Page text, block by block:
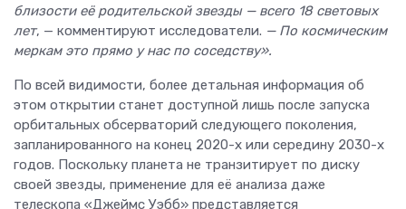
близости её родительской звезды — всего 18 световых
лет, — комментируют исследователи. — По космическим
меркам это прямо у нас по соседству».
По всей видимости, более детальная информация об
этом открытии станет доступной лишь после запуска
орбитальных обсерваторий следующего поколения,
запланированного на конец 2020-х или середину 2030-х
годов. Поскольку планета не транзитирует по диску
своей звезды, применение для её анализа даже
телескопа «Джеймс Уэбб» представляется